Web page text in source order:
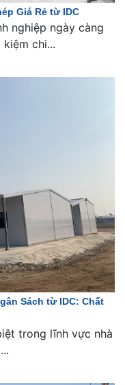
Giá Rẻ từ IDC
nghiệp ngày càng
chi...
Sách từ IDC: Chất
trong lĩnh vực nhà